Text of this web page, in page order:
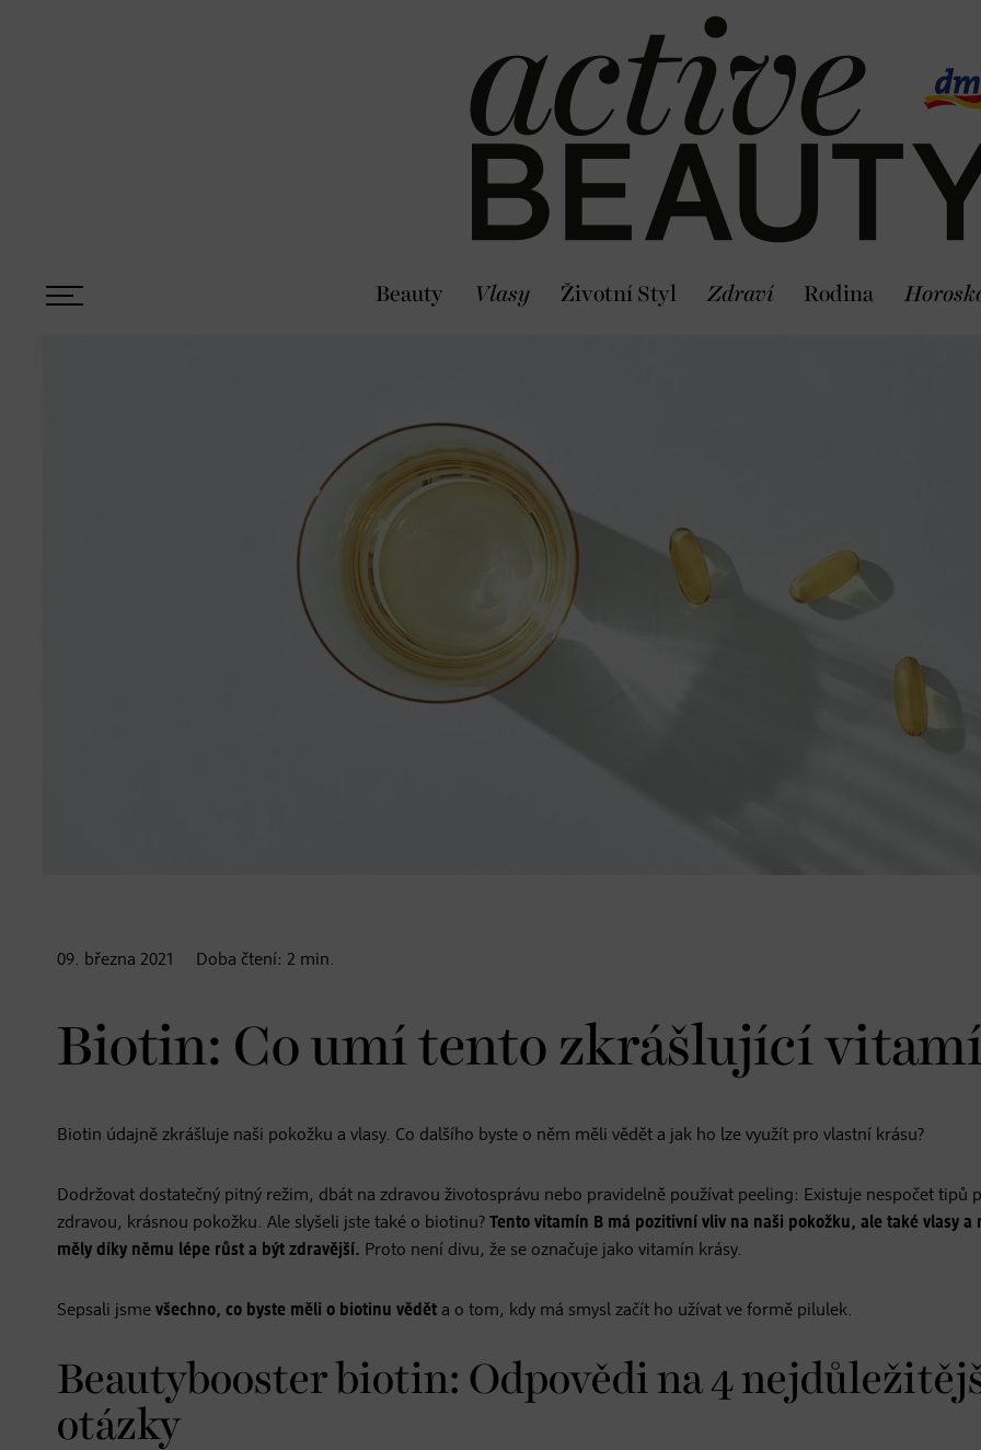
Beauty Vlasy Životní Styl Zdraví Rodina
09. března 2021 Doba čtení: 2 min.
Biotin: Co umí tento zkrášlující
Biotin údajně zkrášluje naši pokožku a vlasy. Co dalšího byste o něm měli vědět a jak ho lze využít pro vlastní krásu?
Dodržovat dostatečný pitný režim, dbát na zdravou životosprávu nebo pravidelně používat peeling: Existuje nespočet tipů
zdravou, krásnou pokožku. Ale slyšeli jste také o biotinu? Tento vitamín B má pozitivní vliv na naši pokožku, ale také vlasy a
měly díky němu lépe růst a být zdravější. Proto není divu, že se označuje jako vitamín krásy.
Sepsali jsme všechno, co byste měli o biotinu vědět a o tom, kdy má smysl začít ho užívat ve formě pilulek.
Beautybooster biotin: Odpovědi na 4
otázky